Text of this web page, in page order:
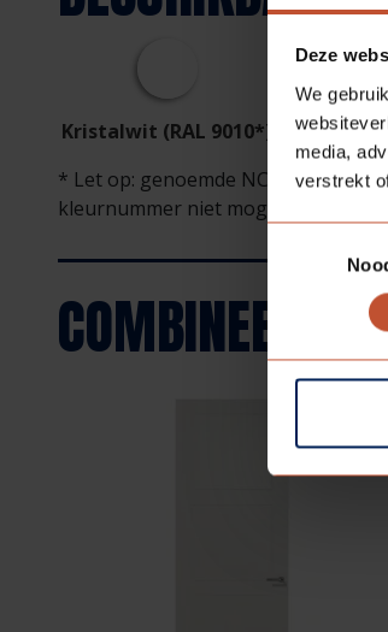
Deze
We
media,
verstrekt
Kristalwit (RAL 9010*)
* Let op: genoemde NCS/RAL
kleurnummer niet mogelijk. Voor
COMBINEER